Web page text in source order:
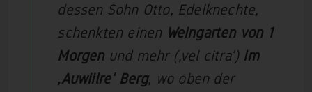
dessen Sohn Otto, Edelknechte,
schenkten einenWeingarten von 1
Morgenund mehr (‚vel citra‘) im
‚Auwiilre‘ Berg, wo oben der